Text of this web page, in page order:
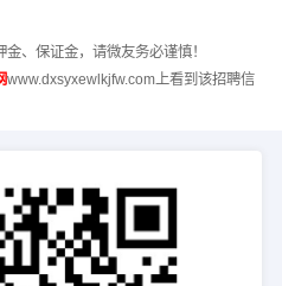
、保证金，请微友务必谨慎！
www.dxsyxewlkjfw.com上看到该招聘信